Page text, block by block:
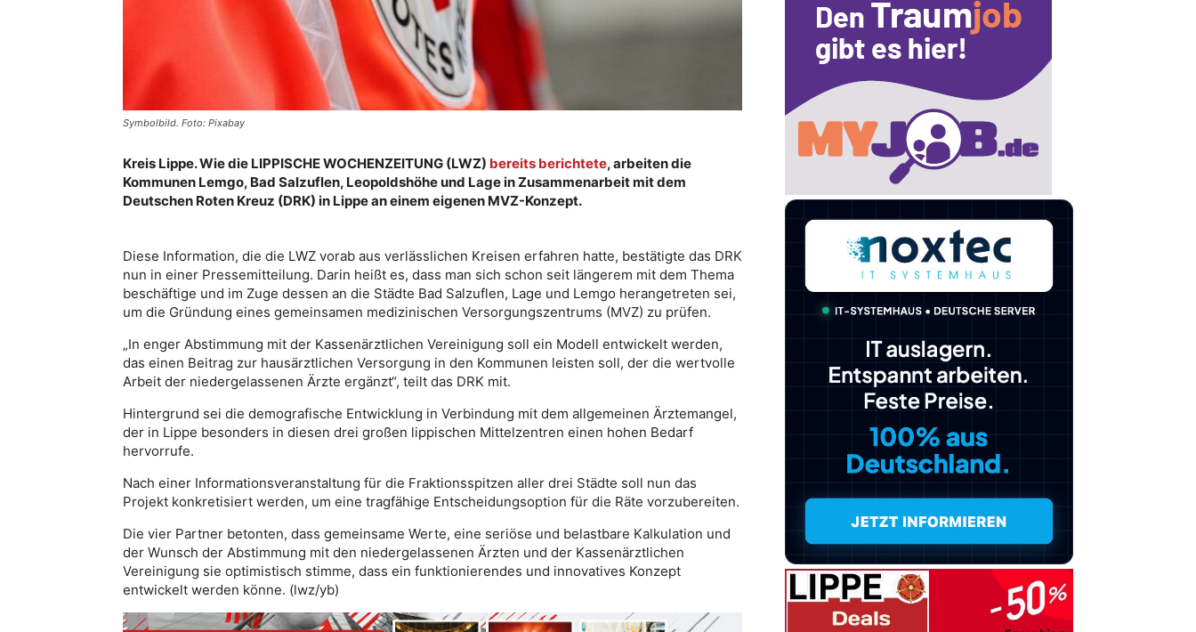
Symbolbild. Foto: Pixabay
Kreis Lippe. Wie die LIPPISCHE WOCHENZEITUNG (LWZ) bereits berichtete, arbeiten die
Kommunen Lemgo, Bad Salzuflen, Leopoldshöhe und Lage in Zusammenarbeit mit dem
Deutschen Roten Kreuz (DRK) in Lippe an einem eigenen MVZ-Konzept.
Diese Information, die die LWZ vorab aus verlässlichen Kreisen erfahren hatte, bestätigte das DRK
nun in einer Pressemitteilung. Darin heißt es, dass man sich schon seit längerem mit dem Thema
beschäftige und im Zuge dessen an die Städte Bad Salzuflen, Lage und Lemgo herangetreten sei,
um die Gründung eines gemeinsamen medizinischen Versorgungszentrums (MVZ) zu prüfen.
„In enger Abstimmung mit der Kassenärztlichen Vereinigung soll ein Modell entwickelt werden,
das einen Beitrag zur hausärztlichen Versorgung in den Kommunen leisten soll, der die wertvolle
Arbeit der niedergelassenen Ärzte ergänzt“, teilt das DRK mit.
Hintergrund sei die demografische Entwicklung in Verbindung mit dem allgemeinen Ärztemangel,
der in Lippe besonders in diesen drei großen lippischen Mittelzentren einen hohen Bedarf
hervorrufe.
Nach einer Informationsveranstaltung für die Fraktionsspitzen aller drei Städte soll nun das
Projekt konkretisiert werden, um eine tragfähige Entscheidungsoption für die Räte vorzubereiten.
Die vier Partner betonten, dass gemeinsame Werte, eine seriöse und belastbare Kalkulation und
der Wunsch der Abstimmung mit den niedergelassenen Ärzten und der Kassenärztlichen
Vereinigung sie optimistisch stimme, dass ein funktionierendes und innovatives Konzept
entwickelt werden könne. (lwz/yb)